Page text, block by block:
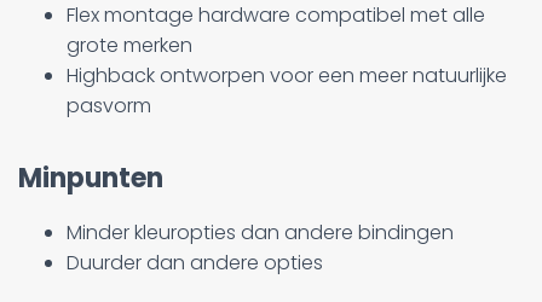
Flex montage hardware compatibel met alle
grote merken
Highback ontworpen voor een meer natuurlijke
pasvorm
Minpunten
Minder kleuropties dan andere bindingen
Duurder dan andere opties